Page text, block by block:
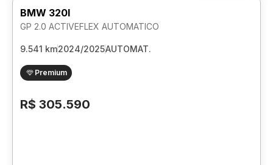
BMW 320I
GP 2.0 ACTIVEFLEX AUTOMATICO
9.541 km2024/2025AUTOMAT.
Premium
R$ 305.590